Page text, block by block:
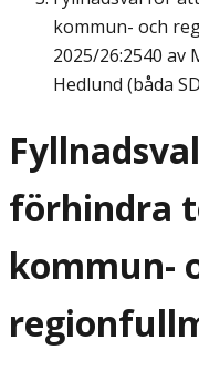
kommun- och
2025/26:2540 av
Hedlund (båda
förhindra
kommun-